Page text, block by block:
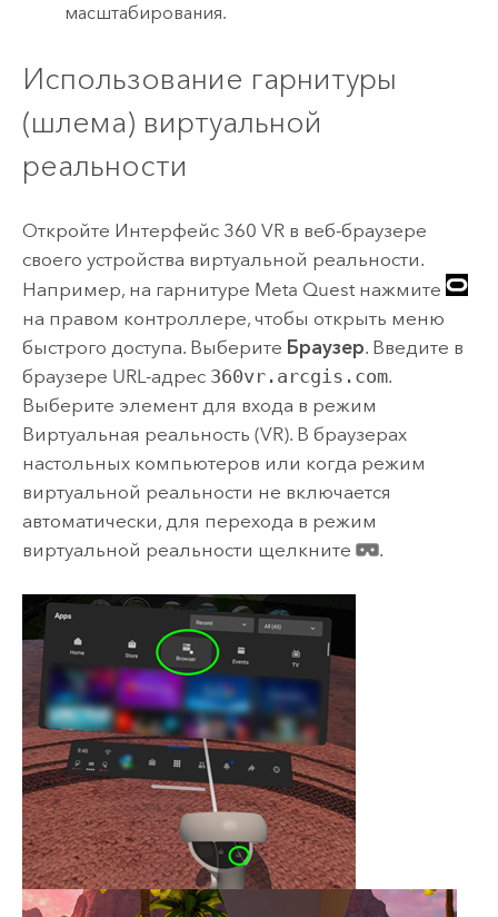
масштабирования.
Использование гарнитуры
(шлема) виртуальной
реальности
Откройте Интерфейс 360 VR в веб-браузере
своего устройства виртуальной реальности.
Например, на гарнитуре Meta Quest нажмите
на правом контроллере, чтобы открыть меню
быстрого доступа. Выберите Браузер. Введите в
браузере URL-адрес 360vr.arcgis.com.
Выберите элемент для входа в режим
Виртуальная реальность (VR). В браузерах
настольных компьютеров или когда режим
виртуальной реальности не включается
автоматически, для перехода в режим
виртуальной реальности щелкните
.